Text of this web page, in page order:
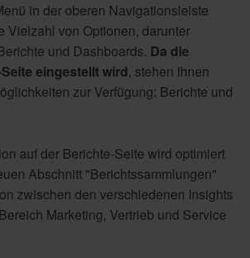
in der oberen Navigationsleiste
Vielzahl von Optionen, darunter
und Dashboards. Da die
eingestellt wird, stehen Ihnen
zur Verfügung: Berichte und
auf der Berichte-Seite wird optimiert
Abschnitt "Berichtssammlungen"
zwischen den verschiedenen Insights
Marketing, Vertrieb und Service